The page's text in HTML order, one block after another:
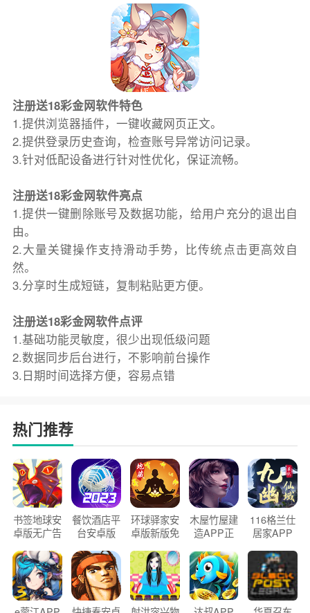
注册送18彩金网软件特色
1.提供浏览器插件，一键收藏网页正文。
2.提供登录历史查询，检查账号异常访问记录。
3.针对低配设备进行针对性优化，保证流畅。
注册送18彩金网软件亮点
1.提供一键删除账号及数据功能，给用户充分的退出自
由。
2.大量关键操作支持滑动手势，比传统点击更高效自
然。
3.分享时生成短链，复制粘贴更方便。
注册送18彩金网软件点评
1.基础功能灵敏度，很少出现低级问题
2.数据同步后台进行，不影响前台操作
3.日期时间选择方便，容易点错
热门推荐
书签地球安
卓版无广告
餐饮酒店平
台安卓版
环球驿家安
卓版新版免
木屋竹屋建
造APP正
116格兰仕
居家APP